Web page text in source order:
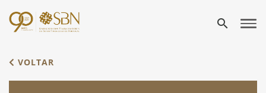
search
VOLTAR